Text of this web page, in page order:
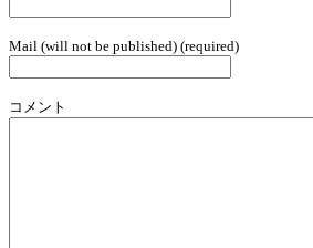
Mail (will not be published) (required)
コメント